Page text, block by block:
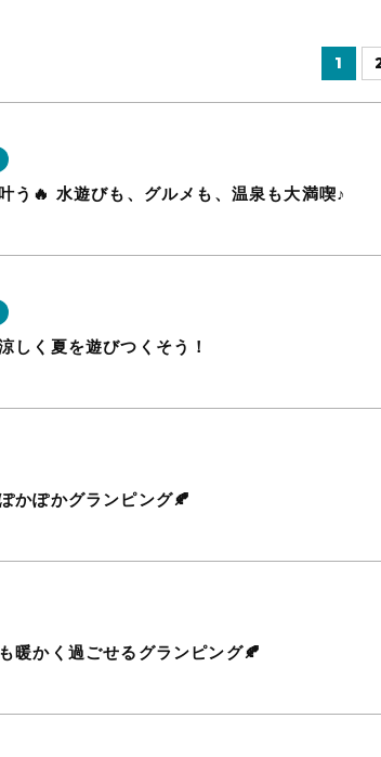
1
う🔥 水遊びも、グルメも、温泉も大満喫♪
く夏を遊びつくそう！
かぽかグランピング🍂
暖かく過ごせるグランピング🍂